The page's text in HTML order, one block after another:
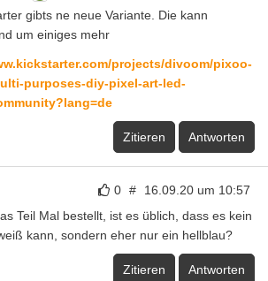
gibts ne neue Variante. Die kann
um einiges mehr
projects/divoom/pixoo-
purposes-diy-pixel-art-led-
Zitieren Antworten
0 # 16.09.20 um 10:57
Teil Mal bestellt, ist es üblich, dass es kein
kann, sondern eher nur ein hellblau?
Zitieren Antworten